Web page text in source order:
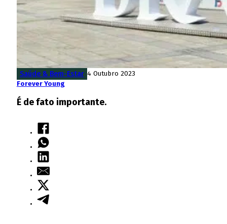
Saúde & Bem-Estar 4 Outubro 2023
Forever Young
É de fato importante.